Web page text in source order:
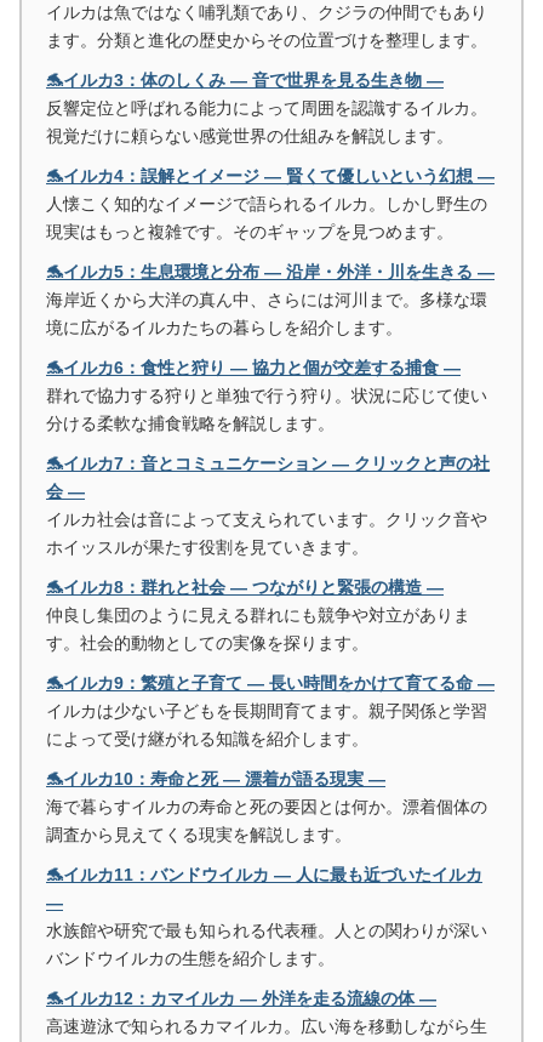
イルカは魚ではなく哺乳類であり、クジラの仲間でもあり
ます。分類と進化の歴史からその位置づけを整理します。
🐬イルカ3：体のしくみ ― 音で世界を見る生き物 ―
反響定位と呼ばれる能力によって周囲を認識するイルカ。
視覚だけに頼らない感覚世界の仕組みを解説します。
🐬イルカ4：誤解とイメージ ― 賢くて優しいという幻想 ―
人懐こく知的なイメージで語られるイルカ。しかし野生の
現実はもっと複雑です。そのギャップを見つめます。
🐬イルカ5：生息環境と分布 ― 沿岸・外洋・川を生きる ―
海岸近くから大洋の真ん中、さらには河川まで。多様な環
境に広がるイルカたちの暮らしを紹介します。
🐬イルカ6：食性と狩り ― 協力と個が交差する捕食 ―
群れで協力する狩りと単独で行う狩り。状況に応じて使い
分ける柔軟な捕食戦略を解説します。
🐬イルカ7：音とコミュニケーション ― クリックと声の社
会 ―
イルカ社会は音によって支えられています。クリック音や
ホイッスルが果たす役割を見ていきます。
🐬イルカ8：群れと社会 ― つながりと緊張の構造 ―
仲良し集団のように見える群れにも競争や対立がありま
す。社会的動物としての実像を探ります。
🐬イルカ9：繁殖と子育て ― 長い時間をかけて育てる命 ―
イルカは少ない子どもを長期間育てます。親子関係と学習
によって受け継がれる知識を紹介します。
🐬イルカ10：寿命と死 ― 漂着が語る現実 ―
海で暮らすイルカの寿命と死の要因とは何か。漂着個体の
調査から見えてくる現実を解説します。
🐬イルカ11：バンドウイルカ ― 人に最も近づいたイルカ
―
水族館や研究で最も知られる代表種。人との関わりが深い
バンドウイルカの生態を紹介します。
🐬イルカ12：カマイルカ ― 外洋を走る流線の体 ―
高速遊泳で知られるカマイルカ。広い海を移動しながら生